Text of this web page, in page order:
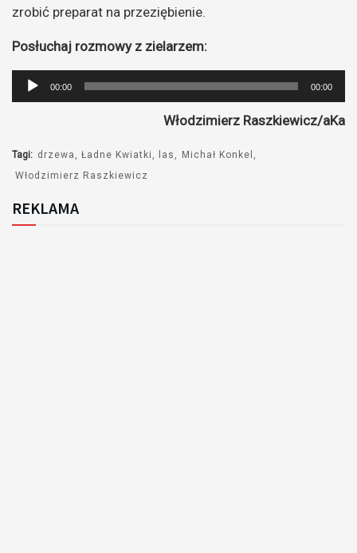
zrobić preparat na przeziębienie.
Posłuchaj rozmowy z zielarzem:
Odtwarzacz
plików
00:00 00:00
Włodzimierz Raszkiewicz/aKa
Tagi: drzewa Ładne Kwiatki las
Michał Konkel
Włodzimierz Raszkiewicz
REKLAMA